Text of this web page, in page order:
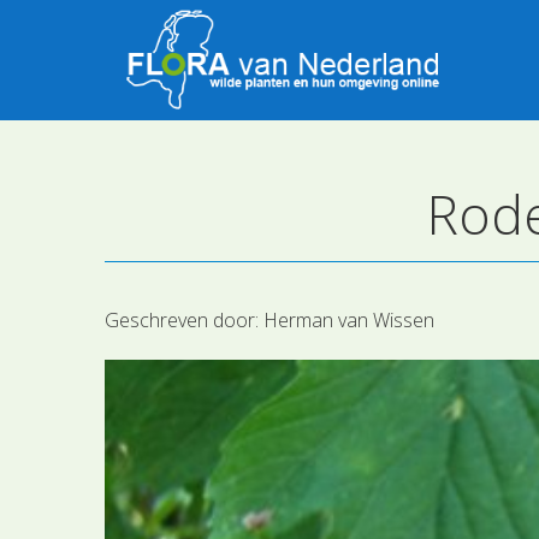
Geschreven door: Herman van Wissen